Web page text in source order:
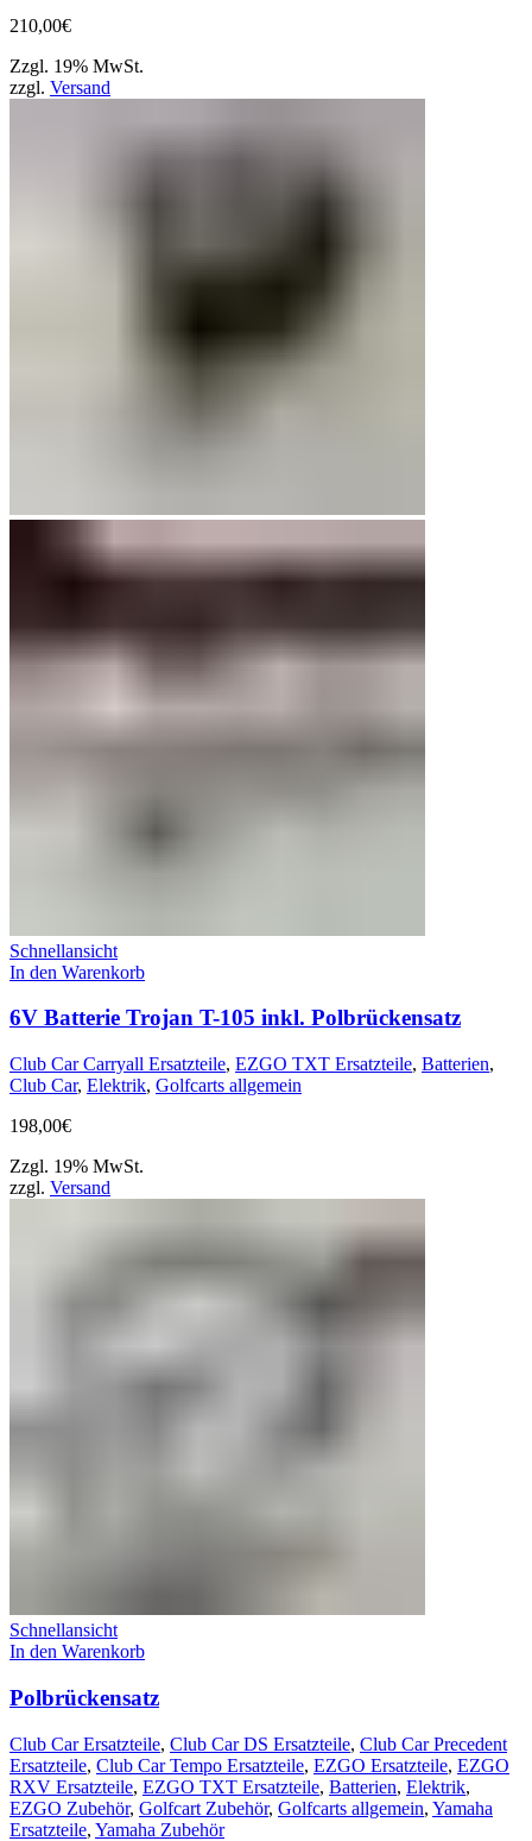
210,00€
Zzgl. 19% MwSt.
zzgl. Versand
Schnellansicht
In den Warenkorb
6V Batterie Trojan T-105 inkl. Polbrückensatz
Club Car Carryall Ersatzteile, EZGO TXT Ersatzteile, Batterien,
Club Car, Elektrik, Golfcarts allgemein
198,00€
Zzgl. 19% MwSt.
zzgl. Versand
Schnellansicht
In den Warenkorb
Polbrückensatz
Club Car Ersatzteile, Club Car DS Ersatzteile, Club Car Precedent
Ersatzteile, Club Car Tempo Ersatzteile, EZGO Ersatzteile, EZGO
RXV Ersatzteile, EZGO TXT Ersatzteile, Batterien, Elektrik,
EZGO Zubehör, Golfcart Zubehör, Golfcarts allgemein, Yamaha
Ersatzteile, Yamaha Zubehör